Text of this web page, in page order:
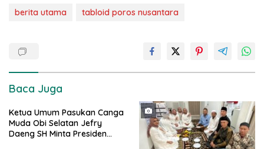
berita utama tabloid poros nusantara
Baca Juga
Ketua Umum Pasukan Canga
Muda Obi Selatan Jefry
Daeng SH Minta Presiden